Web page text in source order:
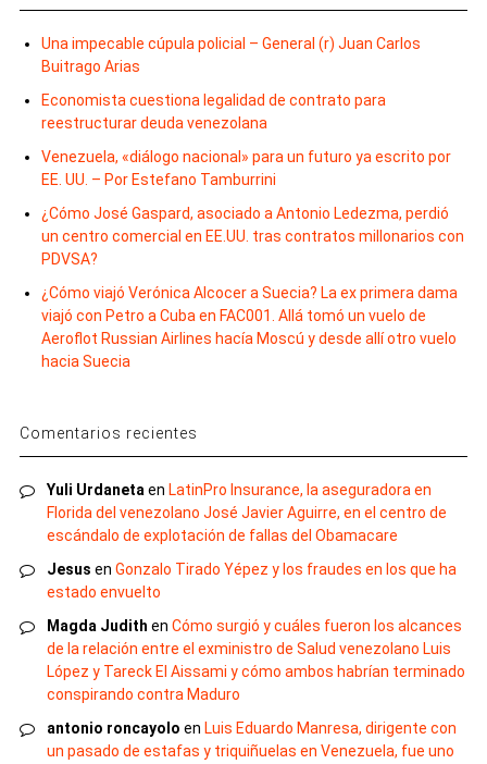
Una impecable cúpula policial – General (r) Juan Carlos
Buitrago Arias
Economista cuestiona legalidad de contrato para
reestructurar deuda venezolana
Venezuela, «diálogo nacional» para un futuro ya escrito por
EE. UU. – Por Estefano Tamburrini
¿Cómo José Gaspard, asociado a Antonio Ledezma, perdió
un centro comercial en EE.UU. tras contratos millonarios con
PDVSA?
¿Cómo viajó Verónica Alcocer a Suecia? La ex primera dama
viajó con Petro a Cuba en FAC001. Allá tomó un vuelo de
Aeroflot Russian Airlines hacía Moscú y desde allí otro vuelo
hacia Suecia
Comentarios recientes
Yuli Urdanetaen LatinPro Insurance, la aseguradora en
Florida del venezolano José Javier Aguirre, en el centro de
escándalo de explotación de fallas del Obamacare
Jesus en Gonzalo Tirado Yépez y los fraudes en los que ha
estado envuelto
Magda Judith en Cómo surgió y cuáles fueron los alcances
de la relación entre el exministro de Salud venezolano Luis
López y Tareck El Aissami y cómo ambos habrían terminado
conspirando contra Maduro
antonio roncayolo en Luis Eduardo Manresa, dirigente con
un pasado de estafas y triquiñuelas en Venezuela, fue uno